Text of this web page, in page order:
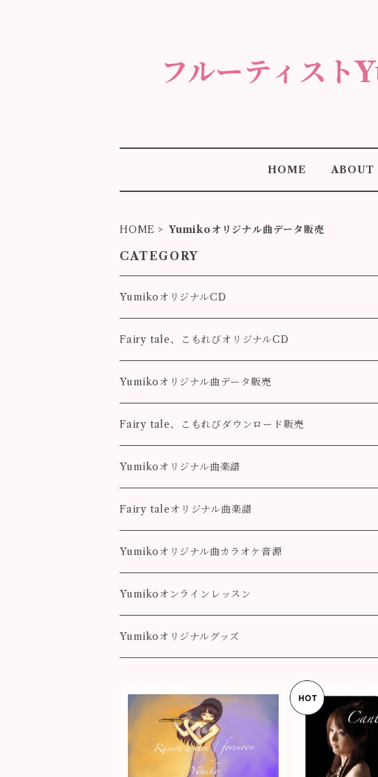
フルーティス
HOME ABOUT
HOME Yumikoオリジナル曲データ販売
CATEGORY
YumikoオリジナルCD
Fairy tale、こもれびオリジナルCD
Fairy tale
こもれび
Yumikoオリジナル曲データ販売
Pleasure
Destiny
Destiny
colorful
Fairy tale、こもれびダウンロード販売
Fairy tale
こもれび
Yumikoオリジナル曲楽譜
Pleasure
Destiny
colorful
Fairy taleオリジナル曲楽譜
Landscape
Fairy Song
Yumikoオリジナル曲カラオケ音源
Pleasure
Destiny
Yumikoオンラインレッスン
Yumikoオリジナルグッズ